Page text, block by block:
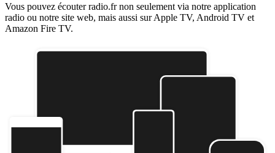
Vous pouvez écouter radio.fr non seulement via notre application
radio ou notre site web, mais aussi sur Apple TV, Android TV et
Amazon Fire TV.